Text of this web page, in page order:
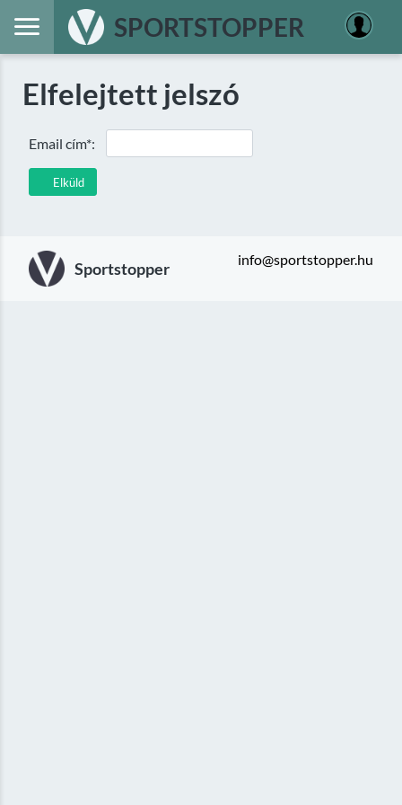
SPORTSTOPPER
Elfelejtett jelszó
Elküld
Email cím*:
Sportstopper info@sportstopper.hu